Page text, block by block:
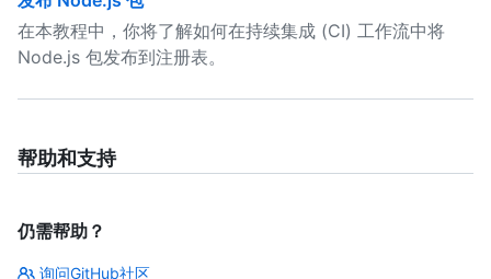
在本教程中，你将了解如何在持续集成 (CI) 工作流中将
Node.js 包发布到注册表。
帮助和支持
仍需帮助？
询问GitHub社区